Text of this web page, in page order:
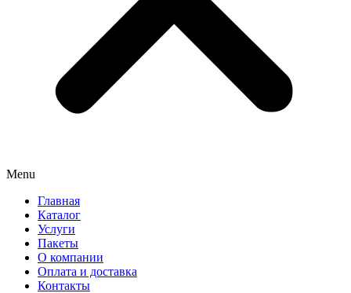
Menu
Главная
Каталог
Услуги
Пакеты
О компании
Оплата и доставка
Контакты